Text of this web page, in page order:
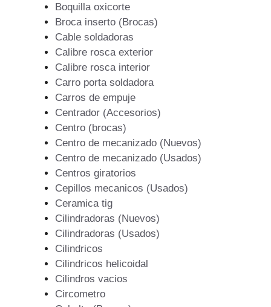
Boquilla oxicorte
Broca inserto (Brocas)
Cable soldadoras
Calibre rosca exterior
Calibre rosca interior
Carro porta soldadora
Carros de empuje
Centrador (Accesorios)
Centro (brocas)
Centro de mecanizado (Nuevos)
Centro de mecanizado (Usados)
Centros giratorios
Cepillos mecanicos (Usados)
Ceramica tig
Cilindradoras (Nuevos)
Cilindradoras (Usados)
Cilindricos
Cilindricos helicoidal
Cilindros vacios
Circometro